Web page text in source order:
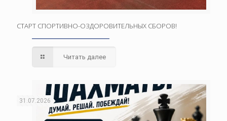
СТАРТ СПОРТИВНО-ОЗДОРОВИТЕЛЬНЫХ СБОРОВ!
Читать далее
31.07.2026